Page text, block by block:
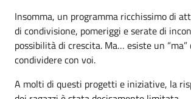
Insomma, un programma ricchissimo di
di condivisione, pomeriggi e serate di
possibilità di crescita. Ma… esiste un “ma”
condividere con voi.
A molti di questi progetti e iniziative, la